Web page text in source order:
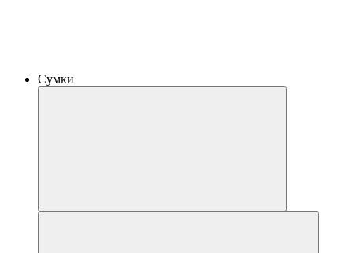
Сумки